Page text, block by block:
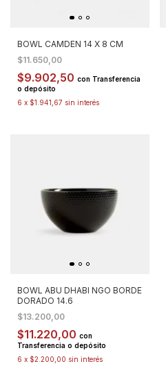
BOWL CAMDEN 14 X 8 CM
$11.650,00
$9.902,50 con Transferencia
o depósito
6 x $1.941,67 sin interés
BOWL ABU DHABI NGO BORDE
DORADO 14.6
$13.200,00
$11.220,00 con
Transferencia o depósito
6 x $2.200,00 sin interés